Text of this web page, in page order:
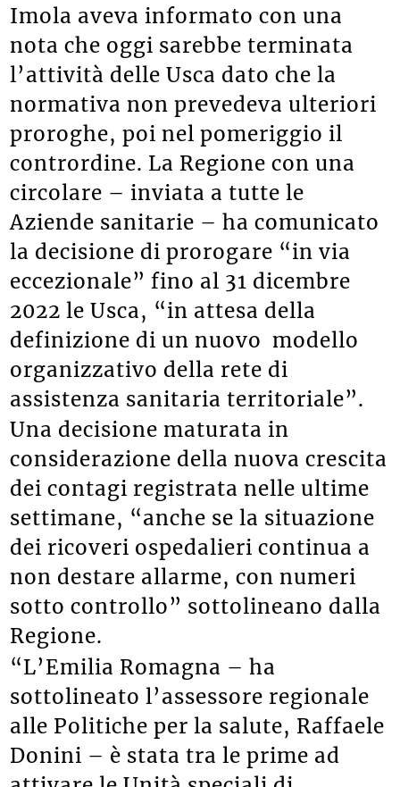
Imola aveva informato con una
nota che oggi sarebbe terminata
l’attività delle Usca dato che la
normativa non prevedeva ulteriori
proroghe, poi nel pomeriggio il
contrordine. La Regione con una
circolare – inviata a tutte le
Aziende sanitarie – ha comunicato
la decisione di prorogare “in via
eccezionale” fino al 31 dicembre
2022 le Usca, “in attesa della
definizione di un nuovo modello
organizzativo della rete di
assistenza sanitaria territoriale”.
Una decisione maturata in
considerazione della nuova crescita
dei contagi registrata nelle ultime
settimane, “anche se la situazione
dei ricoveri ospedalieri continua a
non destare allarme, con numeri
sotto controllo” sottolineano dalla
Regione.
“L’Emilia Romagna – ha
sottolineato l’assessore regionale
alle Politiche per la salute, Raffaele
Donini – è stata tra le prime ad